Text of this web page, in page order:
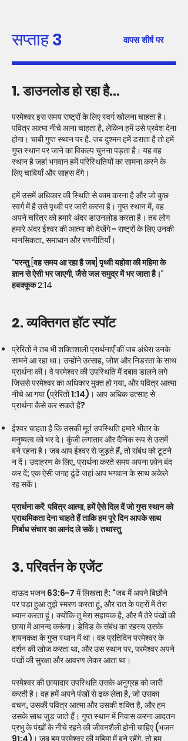
सप्ताह 3 वापस शीर्ष पर
1. डाउनलोड हो रहा है...
परमेश्वर इस समय राष्ट्रों के लिए स्वर्ग खोलना चाहता है।
पवित्र आत्मा नीचे आना चाहता है, लेकिन हमें उसे प्रवेश देना
होगा। चाबी गुप्त स्थान पर है. जब दुश्मन हमें डराता है तो हमें
गुप्त स्थान पर जाने का विकल्प चुनना पड़ता है। यह वह
स्थान है जहां भगवान हमें परिस्थितियों का सामना करने के
लिए चाबियाँ और साहस देंगे।
हमें उसमें अधिकार की स्थिति से काम करना है और जो कुछ
स्वर्ग में है उसे पृथ्वी पर जारी करना है। गुप्त स्थान में, वह
अपने चरित्र को हमारे अंदर डाउनलोड करता है। तब लोग
हमारे अंदर ईश्वर की आत्मा को देखेंगे - राष्ट्रों के लिए उनकी
मानसिकता, समाधान और रणनीतियाँ।
“परन्तु [वह समय आ रहा है जब] पृथ्वी यहोवा की महिमा के
ज्ञान से ऐसी भर जाएगी, जैसे जल समुद्र में भर जाता है।”
हबक्कूक 2:14
2. व्यक्तिगत हॉट स्पॉट
प्रेरितों ने तब भी शक्तिशाली प्रार्थनाएँ कीं जब अंधेरा उनके
सामने आ रहा था। उन्होंने उत्साह, जोश और निडरता के साथ
प्रार्थना की। वे परमेश्वर की उपस्थिति में दबाव डालने लगे
जिससे परमेश्वर का अधिकार मुक्त हो गया, और पवित्र आत्मा
नीचे आ गया (प्रेरितों 1:14)। आप अधिक उत्साह से
प्रार्थना कैसे कर सकते हैं?
ईश्वर चाहता है कि उसकी मूर्त उपस्थिति हमारे भीतर के
मनुष्यत्व को भर दे। कुंजी लगातार और दैनिक रूप से उसमें
बने रहना है। जब आप ईश्वर से जुड़ते हैं, तो संबंध को टूटने
न दें। उदाहरण के लिए, प्रार्थना करते समय अपना फ़ोन बंद
कर दें; एक ऐसी जगह ढूंढें जहां आप भगवान के साथ अकेले
रह सकें।
प्रार्थना करें: पवित्र आत्मा, हमें ऐसे दिल दें जो गुप्त स्थान को
प्राथमिकता देना चाहते हैं ताकि हम पूरे दिन आपके साथ
निर्बाध संचार का आनंद ले सकें। तथास्तु
3. परिवर्तन के एजेंट
दाऊद भजन 63:6-7 में लिखता है: “जब मैं अपने बिछौने
पर पड़ा हुआ तुझे स्मरण करता हूं, और रात के पहरों में तेरा
ध्यान करता हूं। क्योंकि तू मेरा सहायक है, और मैं तेरे पंखों की
छाया में आनन्द करूंगा। डेविड के संबंध का रहस्य उसके
शयनकक्ष के गुप्त स्थान में था। वह प्रतिदिन परमेश्वर के
दर्शन की खोज करता था, और उस स्थान पर, परमेश्वर अपने
पंखों की सुरक्षा और आवरण लेकर आता था।
परमेश्वर की छायादार उपस्थिति उसके अनुग्रह को जारी
करती है। वह हमें अपने पंखों से ढक लेता है, जो उसका
वचन, उसकी पवित्र आत्मा और उसकी शक्ति है, और हम
उसके साथ जुड़ जाते हैं। गुप्त स्थान में निवास करना आदतन
प्रभु के पंखों के नीचे रहने की जीवनशैली होनी चाहिए (भजन
91:4)। जब हम परमेश्वर की महिमा में बने रहेंगे, तो हम